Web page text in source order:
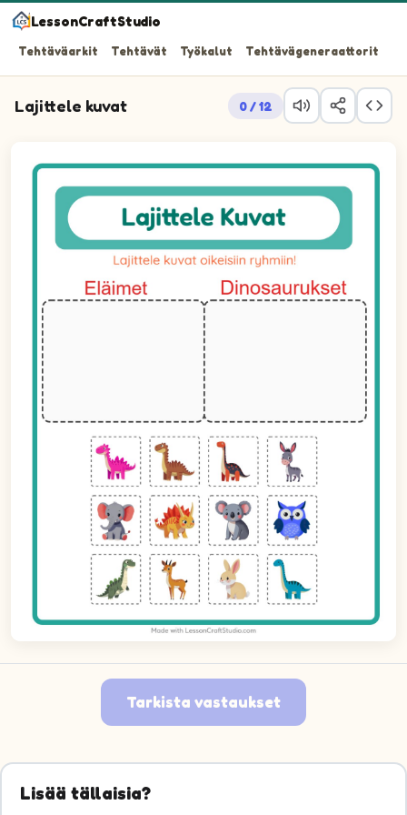
LessonCraftStudio
Tehtäväarkit Tehtävät Työkalut Tehtävägeneraattorit
Lajittele kuvat 0 / 12
Tarkista vastaukset
Kuva 1: Argentinosaurus. Päätä, mihin ryhmään se kuuluu.
Kuva 3: Diplodocus. Päätä, mihin ryhmään se kuuluu.
Lisää tällaisia?